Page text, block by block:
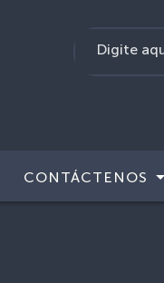
CONTÁCTENOS